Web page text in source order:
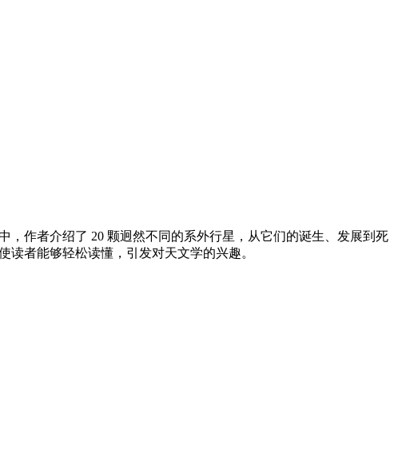
作者介绍了 20 颗迥然不同的系外行星，从它们的诞生、发展到死
者能够轻松读懂，引发对天文学的兴趣。